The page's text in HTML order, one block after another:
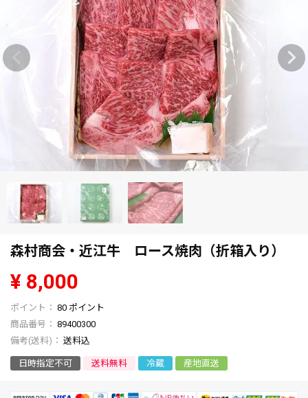
森村商会・近江牛 ロース焼肉（折箱入り）
¥ 8,000
80 ポイント
商品番号
89400300
送料込
日時指定不可 送料無料 冷蔵 産地直送